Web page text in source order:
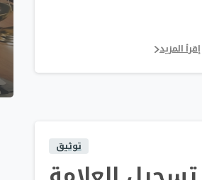
إقرأ المزيد
توثيق